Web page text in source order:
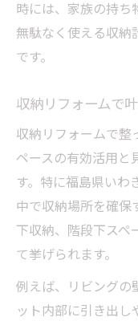
時には、家族の持ち
無駄なく使える収納
です。
収納リフォームで
収納リフォームで整
ペースの有効活用と
す。特に福島県いわ
中で収納場所を確保
下収納、階段下スペ
て挙げられます。
例えば、リビングの
ット内部に引き出し